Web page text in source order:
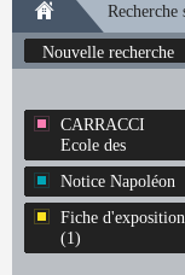
Recherche
Nouvelle recherche
CARRACCI
Ecole des
Notice Napoléon
Fiche d'exposition
(1)